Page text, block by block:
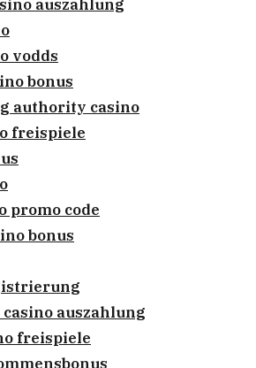
auszahlung
vodds
bonus
authority casino
freispiele
promo code
bonus
casino auszahlung
freispiele